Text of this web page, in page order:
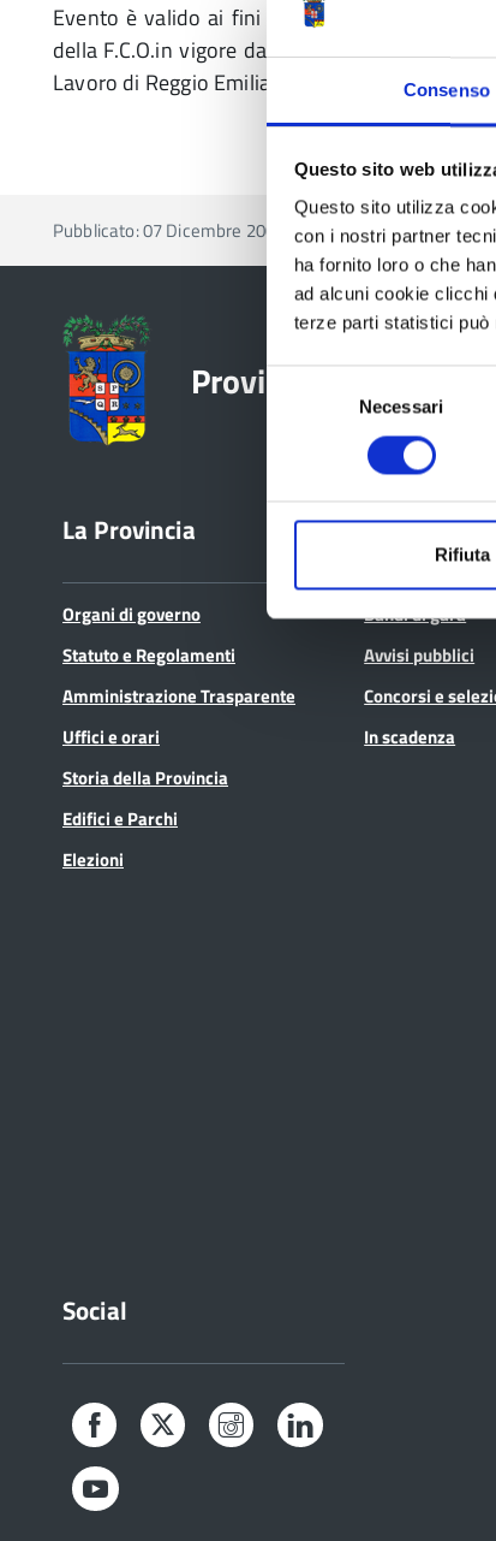
Consenso
Questo sito web
Questo sito utilizza
con i nostri partner
ha fornito loro o che
ad alcuni cookie clicchi
terze parti statistici può
Necessari
Rifiuta
Evento è valido ai fini della Formazione
della F.C.O.in vigore dal 1 Aprile 2006,
Lavoro di Reggio Emilia.
Pubblicato: 07 Dicembre 2009
Provincia di Reggio
La Provincia
Organi di governo
Statuto e Regolamenti
Amministrazione Trasparente
Uffici e orari
Storia della Provincia
Edifici e Parchi
Elezioni
Bandi e
Bandi di gara
Avvisi pubblici
Concorsi e
In scadenza
Social
Facebook Twitter Instagram